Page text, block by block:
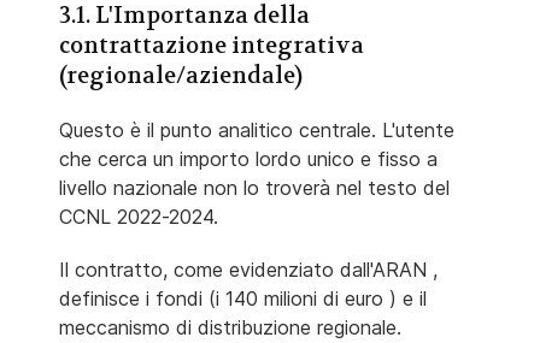
3.1. L'Importanza della
contrattazione integrativa
(regionale/aziendale)
Questo è il punto analitico centrale. L'utente
che cerca un importo lordo unico e fisso a
livello nazionale non lo troverà nel testo del
CCNL 2022-2024.
Il contratto, come evidenziato dall'ARAN ,
definisce i fondi (i 140 milioni di euro ) e il
meccanismo di distribuzione regionale.